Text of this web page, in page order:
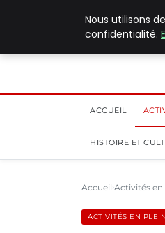
ACCUEIL
HISTOIRE ET
Accueil Activités en
ACTIVITÉS EN
Nous utilisons
confidentialité.